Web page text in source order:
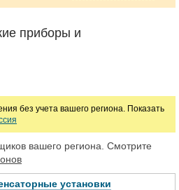
приборы и
без учета вашего региона. Показать
вашего региона. Смотрите
установки